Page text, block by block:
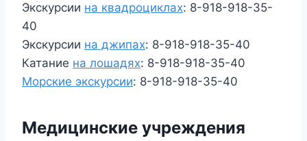
Экскурсии на квадроциклах: 8-918-918-35-
40
Экскурсии на джипах: 8-918-918-35-40
Катание на лошадях: 8-918-918-35-40
Морские экскурсии: 8-918-918-35-40
Медицинские учреждения